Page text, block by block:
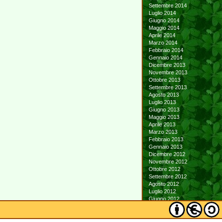
Settembre 2014
Luglio 2014
Giugno 2014
Maggio 2014
Aprile 2014
Marzo 2014
Febbraio 2014
Gennaio 2014
Dicembre 2013
Novembre 2013
Ottobre 2013
Settembre 2013
Agosto 2013
Luglio 2013
Giugno 2013
Maggio 2013
Aprile 2013
Marzo 2013
Febbraio 2013
Gennaio 2013
Dicembre 2012
Novembre 2012
Ottobre 2012
Settembre 2012
Agosto 2012
Luglio 2012
Giugno 2012
Maggio 2012
Aprile 2012